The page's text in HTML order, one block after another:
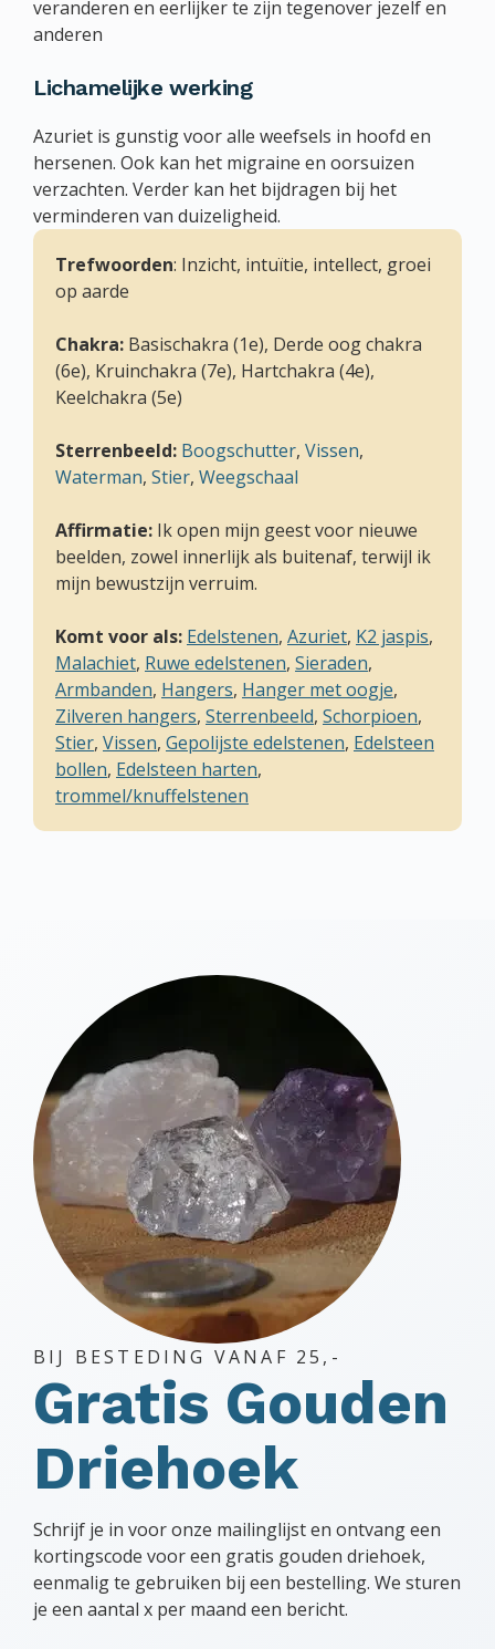
veranderen en eerlijker te zijn tegenover jezelf en
anderen
Lichamelijke werking
Azuriet is gunstig voor alle weefsels in hoofd en
hersenen. Ook kan het migraine en oorsuizen
verzachten. Verder kan het bijdragen bij het
verminderen van duizeligheid.
Trefwoorden: Inzicht, intuïtie, intellect, groei
op aarde
Chakra: Basischakra (1e), Derde oog chakra
(6e), Kruinchakra (7e), Hartchakra (4e),
Keelchakra (5e)
Sterrenbeeld: Boogschutter, Vissen,
Waterman, Stier, Weegschaal
Affirmatie: Ik open mijn geest voor nieuwe
beelden, zowel innerlijk als buitenaf, terwijl ik
mijn bewustzijn verruim.
Komt voor als: Edelstenen, Azuriet, K2 jaspis,
Malachiet, Ruwe edelstenen, Sieraden,
Armbanden, Hangers, Hanger met oogje,
Zilveren hangers, Sterrenbeeld, Schorpioen,
Stier, Vissen, Gepolijste edelstenen, Edelsteen
bollen, Edelsteen harten,
trommel/knuffelstenen
BIJ BESTEDING VANAF 25,-
Gratis Gouden
Driehoek
Schrijf je in voor onze mailinglijst en ontvang een
kortingscode voor een gratis gouden driehoek,
eenmalig te gebruiken bij een bestelling. We sturen
je een aantal x per maand een bericht.